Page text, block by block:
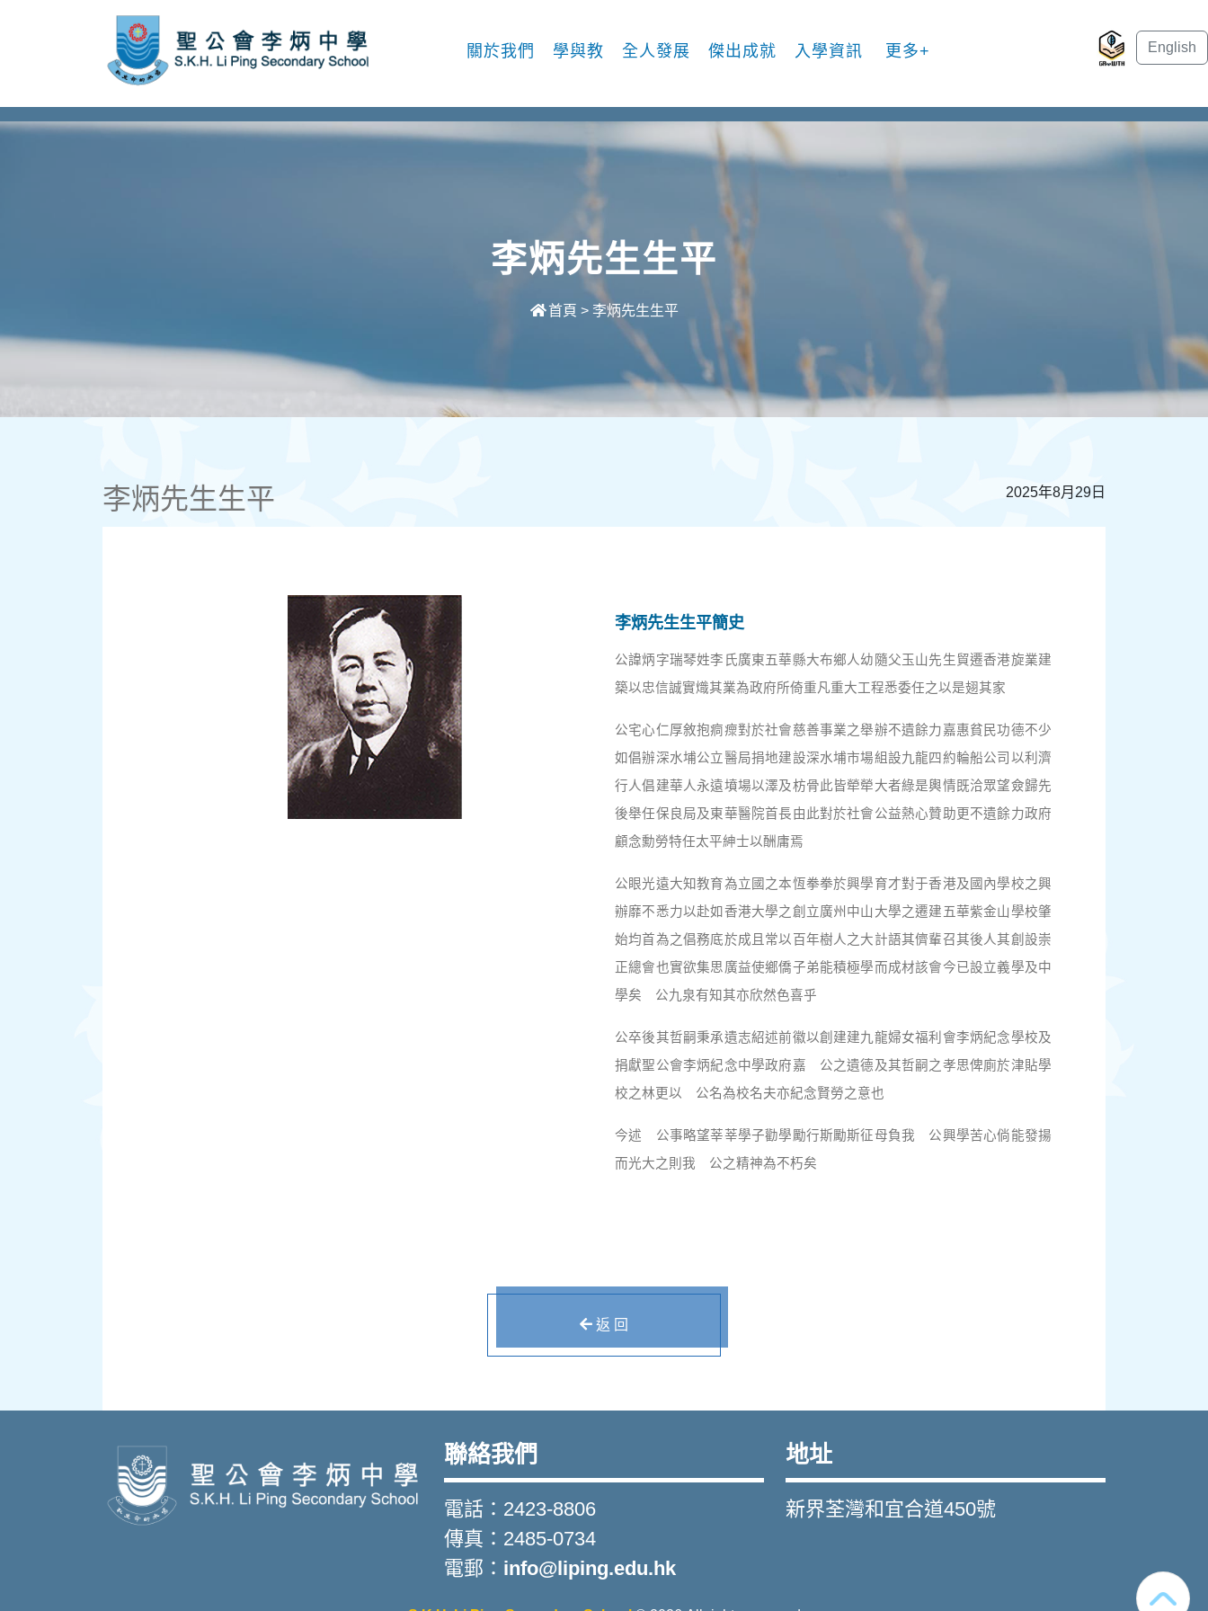
關於我們 學與教 全人發展 傑出成就 入學資訊 更多+ English
李炳先生生平
首頁 > 李炳先生生平
李炳先生生平 2025年8月29日
李炳先生生平簡史
公諱炳字瑞琴姓李氏廣東五華縣大布鄉人幼隨父玉山先生貿遷香港旋業建
築以忠信誠實熾其業為政府所倚重凡重大工程悉委任之以是翅其家
公宅心仁厚敘抱痌瘝對於社會慈善事業之舉辦不遺餘力嘉惠貧民功德不少
如倡辦深水埔公立醫局捐地建設深水埔市場組設九龍四約輪船公司以利濟
行人倡建華人永遠墳場以澤及枋骨此皆犖犖大者綠是輿情既洽眾望僉歸先
後舉任保良局及東華醫院首長由此對於社會公益熱心贊助更不遺餘力政府
顧念勳勞特任太平紳士以酬庸焉
公眼光遠大知教育為立國之本恆拳拳於興學育才對于香港及國內學校之興
辦靡不悉力以赴如香港大學之創立廣州中山大學之遷建五華紫金山學校肇
始均首為之倡務底於成且常以百年樹人之大計語其儕輩召其後人其創設崇
正總會也實欲集思廣益使鄉僑子弟能積極學而成材該會今已設立義學及中
學矣 公九泉有知其亦欣然色喜乎
公卒後其哲嗣秉承遺志紹述前徽以創建建九龍婦女福利會李炳紀念學校及
捐獻聖公會李炳紀念中學政府嘉 公之遺德及其哲嗣之孝思俾廁於津貼學
校之林更以 公名為校名夫亦紀念賢勞之意也
今述 公事略望莘莘學子勸學勵行斯勵斯征母負我 公興學苦心倘能發揚
而光大之則我 公之精神為不朽矣
返 回
聯絡我們
電話：2423-8806
傳真：2485-0734
電郵： info@liping.edu.hk
地址
新界荃灣和宜合道450號